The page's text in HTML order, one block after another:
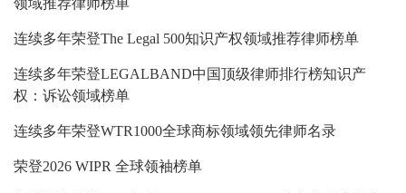
领域推荐律师榜单
连续多年荣登The Legal 500知识产权领域推荐律师榜单
连续多年荣登LEGALBAND中国顶级律师排行榜知识产
权：诉讼领域榜单
连续多年荣登WTR1000全球商标领域领先律师名录
荣登2026 WIPR 全球领袖榜单